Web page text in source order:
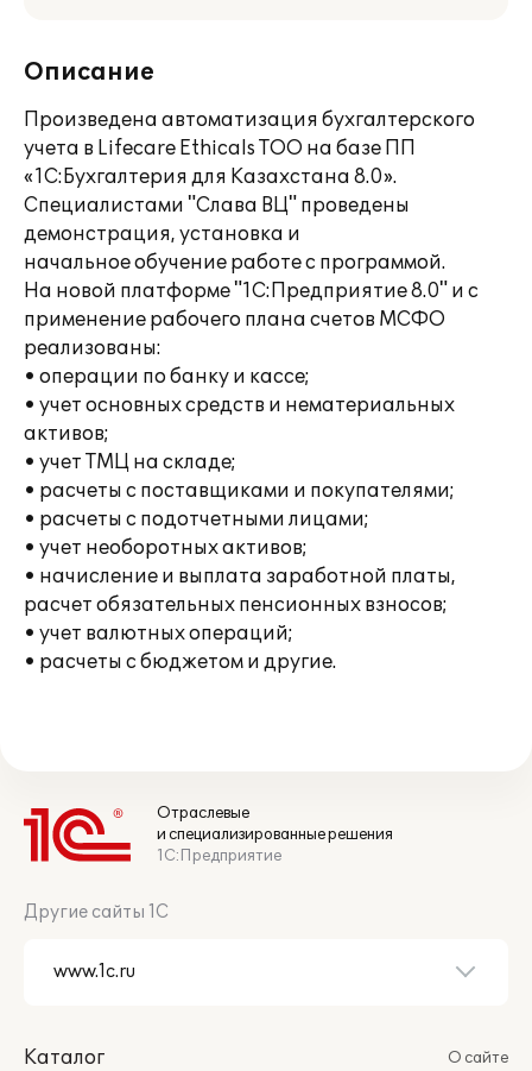
Описание
Произведена автоматизация бухгалтерского
учета в Lifecare Ethicals ТОО на базе ПП
«1С:Бухгалтерия для Казахстана 8.0».
Специалистами "Слава ВЦ" проведены
демонстрация, установка и
начальное обучение работе с программой.
На новой платформе "1С:Предприятие 8.0" и с
применение рабочего плана счетов МСФО
реализованы:
• операции по банку и кассе;
• учет основных средств и нематериальных
активов;
• учет ТМЦ на складе;
• расчеты с поставщиками и покупателями;
• расчеты с подотчетными лицами;
• учет необоротных активов;
• начисление и выплата заработной платы,
расчет обязательных пенсионных взносов;
• учет валютных операций;
• расчеты с бюджетом и другие.
Отраслевые
и специализированные решения
1С:Предприятие
Другие сайты 1С
Каталог
О сайте